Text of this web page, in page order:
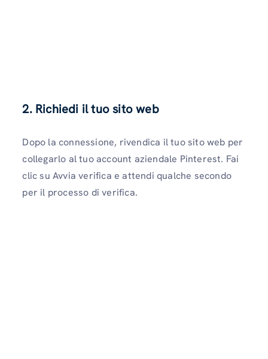
2. Richiedi il tuo sito web
Dopo la connessione, rivendica il tuo sito web per
collegarlo al tuo account aziendale Pinterest. Fai
clic su Avvia verifica e attendi qualche secondo
per il processo di verifica.